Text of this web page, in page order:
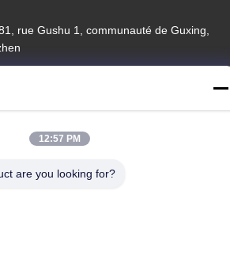
rue Gushu 1, communauté de Guxing,
12:57 PM
are you looking for?